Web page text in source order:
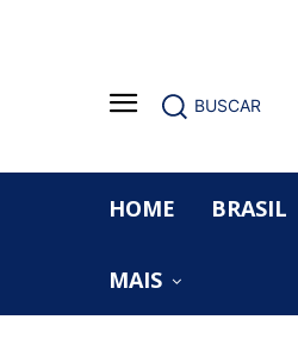
BUSCAR
HOME BRASIL
MAIS